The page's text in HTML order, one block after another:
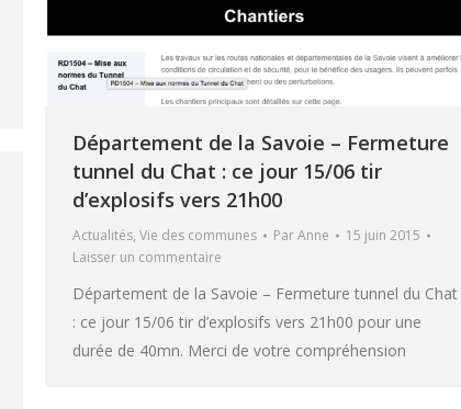
Département de la Savoie – Fermeture
tunnel du Chat : ce jour 15/06 tir
d’explosifs vers 21h00
Actualités, Vie des communes ParAnne
15 juin 2015
Laisser un commentaire
Département de la Savoie – Fermeture tunnel du Chat
: ce jour 15/06 tir d’explosifs vers 21h00 pour une
durée de 40mn. Merci de votre compréhension